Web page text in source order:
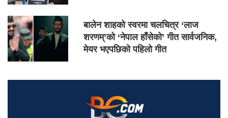
बालेन शाहको स्वरमा चलचित्र ‘लाज
शरणम्’को ‘नेपाल हाँसेको’ गीत सार्वजनिक,
मेयर भएपछिको पहिलो गीत